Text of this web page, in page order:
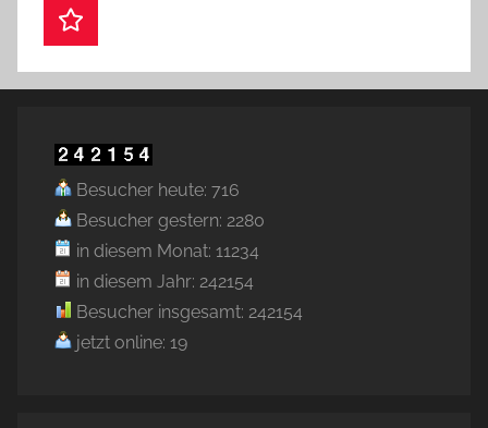
Webshop
Besucher heute: 716
Besucher gestern: 2280
in diesem Monat: 11234
in diesem Jahr: 242154
Besucher insgesamt: 242154
jetzt online: 19